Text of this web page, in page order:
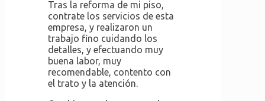
Tras la reforma de mi piso,
contrate los servicios de esta
empresa, y realizaron un
trabajo fino cuidando los
detalles, y efectuando muy
buena labor, muy
recomendable, contento con
el trato y la atención.